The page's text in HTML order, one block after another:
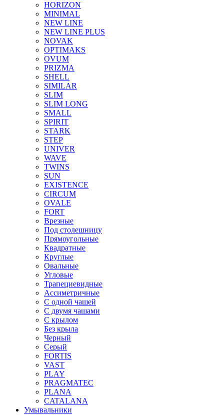
HORIZON
MINIMAL
NEW LINE
NEW LINE PLUS
NOVAK
OPTIMAKS
OVUM
PRIZMA
SHELL
SIMILAR
SLIM
SLIM LONG
SMALL
SPIRIT
STARK
STEP
UNIVER
WAVE
TWINS
SUN
EXISTENCE
CIRCUM
OVALE
FORT
Врезные
Под столешницу
Прямоугольные
Квадратные
Круглые
Овальные
Угловые
Трапециевидные
Ассиметричные
С одной чашей
С двумя чашами
С крылом
Без крыла
Черный
Серый
FORTIS
VAST
PLAY
PRAGMATEC
PLANA
CATALANA
Умывальники